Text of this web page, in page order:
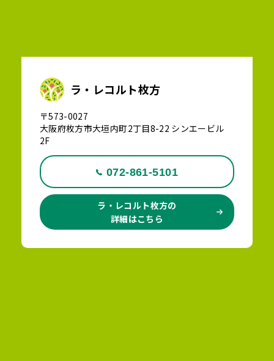
ラ・レコルト枚方
〒573-0027
大阪府枚方市大垣内町2丁目8-22 シンエービル
2F
072-861-5101
ラ・レコルト枚方の
詳細はこちら